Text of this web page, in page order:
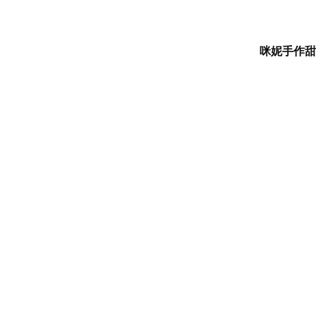
咪妮手作